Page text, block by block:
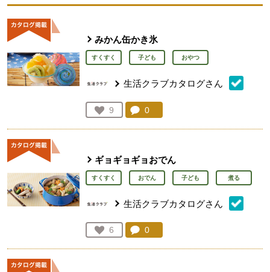
みかん缶かき氷
すくすく 子ども おやつ
生活クラブカタログさん
お気に入り登録：
9
人が登録
コメント：
0
ギョギョギョおでん
すくすく おでん 子ども 煮る
生活クラブカタログさん
お気に入り登録：
6
人が登録
コメント：
0